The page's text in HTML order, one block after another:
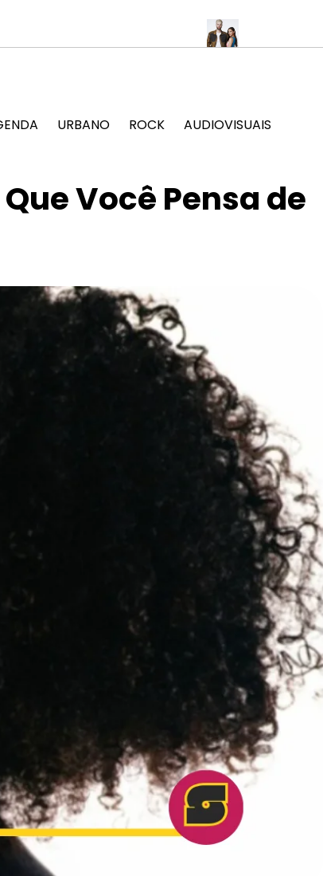
popular no Jockey Club
URBANO ROCK AUDIOVISUAIS
Você Pensa de